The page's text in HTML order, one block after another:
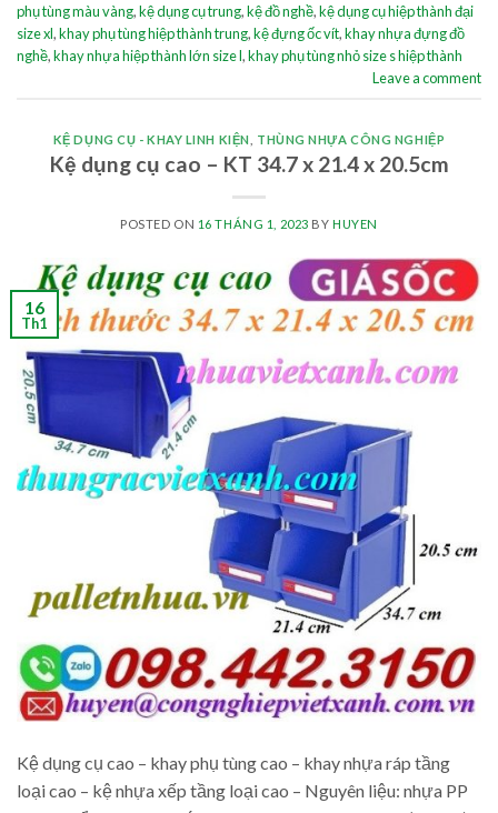
phụ tùng màu vàng,kệ dụng cụ trung,kệ đồ nghề,kệ dụng cụ hiệp thành đại
size xl,khay phụ tùng hiệp thành trung,kệ đựng ốc vít,khay nhựa đựng đồ
nghề,khay nhựa hiệp thành lớn size l,khay phụ tùng nhỏ size s hiệp thành
Leave a comment
KỆ DỤNG CỤ - KHAY LINH KIỆN THÙNG NHỰA CÔNG NGHIỆP
Kệ dụng cụ cao – KT 34.7 x 21.4 x 20.5cm
POSTED ON 16 THÁNG 1, 2023 BY HUYEN
16
Th1
Kệ dụng cụ cao – khay phụ tùng cao – khay nhựa ráp tầng
loại cao – kệ nhựa xếp tầng loại cao – Nguyên liệu: nhựa PP